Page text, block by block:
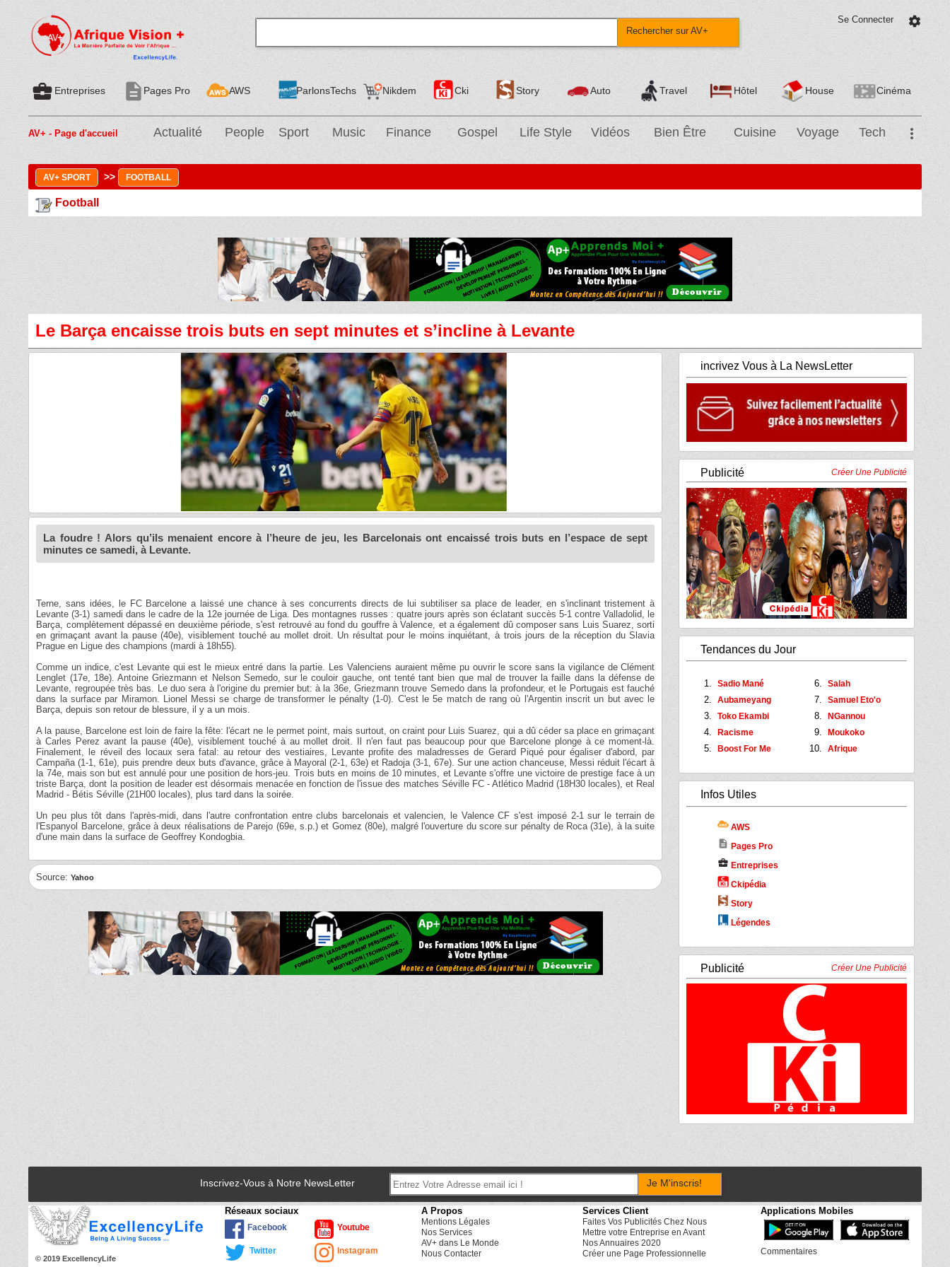
Rechercher sur AV+
settings
Se Connecter
business_centerEntreprises descriptionPages Pro AWS ParlonsTechs Nikdem Cki Story Auto Travel Hôtel House Cinéma
AV+ - Page d'accueil Actualité People Sport Music Finance Gospel Life Style Vidéos Bien Être Cuisine Voyage Tech more_vert
AV+ SPORT >> FOOTBALL
Football
Le Barça encaisse trois buts en sept minutes et s’incline à Levante
La foudre ! Alors qu’ils menaient encore à l’heure de jeu, les Barcelonais ont encaissé trois buts en l’espace de sept
minutes ce samedi, à Levante.
Terne, sans idées, le FC Barcelone a laissé une chance à ses concurrents directs de lui subtiliser sa place de leader, en s'inclinant tristement à
Levante (3-1) samedi dans le cadre de la 12e journée de Liga. Des montagnes russes : quatre jours après son éclatant succès 5-1 contre Valladolid, le
Barça, complètement dépassé en deuxième période, s'est retrouvé au fond du gouffre à Valence, et a également dû composer sans Luis Suarez, sorti
en grimaçant avant la pause (40e), visiblement touché au mollet droit. Un résultat pour le moins inquiétant, à trois jours de la réception du Slavia
Prague en Ligue des champions (mardi à 18h55).
Comme un indice, c'est Levante qui est le mieux entré dans la partie. Les Valenciens auraient même pu ouvrir le score sans la vigilance de Clément
Lenglet (17e, 18e). Antoine Griezmann et Nelson Semedo, sur le couloir gauche, ont tenté tant bien que mal de trouver la faille dans la défense de
Levante, regroupée très bas. Le duo sera à l'origine du premier but: à la 36e, Griezmann trouve Semedo dans la profondeur, et le Portugais est fauché
dans la surface par Miramon. Lionel Messi se charge de transformer le pénalty (1-0). C'est le 5e match de rang où l'Argentin inscrit un but avec le
Barça, depuis son retour de blessure, il y a un mois.
A la pause, Barcelone est loin de faire la fête: l'écart ne le permet point, mais surtout, on craint pour Luis Suarez, qui a dû céder sa place en grimaçant
à Carles Perez avant la pause (40e), visiblement touché à au mollet droit. Il n'en faut pas beaucoup pour que Barcelone plonge à ce moment-là.
Finalement, le réveil des locaux sera fatal: au retour des vestiaires, Levante profite des maladresses de Gerard Piqué pour égaliser d'abord, par
Campaña (1-1, 61e), puis prendre deux buts d'avance, grâce à Mayoral (2-1, 63e) et Radoja (3-1, 67e). Sur une action chanceuse, Messi réduit l'écart à
la 74e, mais son but est annulé pour une position de hors-jeu. Trois buts en moins de 10 minutes, et Levante s'offre une victoire de prestige face à un
triste Barça, dont la position de leader est désormais menacée en fonction de l'issue des matches Séville FC - Atlético Madrid (18H30 locales), et Real
Madrid - Bétis Séville (21H00 locales), plus tard dans la soirée.
Un peu plus tôt dans l'après-midi, dans l'autre confrontation entre clubs barcelonais et valencien, le Valence CF s'est imposé 2-1 sur le terrain de
l'Espanyol Barcelone, grâce à deux réalisations de Parejo (69e, s.p.) et Gomez (80e), malgré l'ouverture du score sur pénalty de Roca (31e), à la suite
d'une main dans la surface de Geoffrey Kondogbia.
Source:Yahoo
incrivez Vous à La NewsLetter
Publicité Créer Une Publicité
Tendances du Jour
Sadio Mané
Aubameyang
Toko Ekambi
Racisme
Boost For Me
Salah
Samuel Eto'o
NGannou
Moukoko
Afrique
Infos Utiles
AWS
description Pages Pro
business_center Entreprises
Ckipédia
Story
Légendes
Publicité Créer Une Publicité
Inscrivez-Vous à Notre NewsLetter Je M'inscris!
© 2019 ExcellencyLife
Réseaux sociaux
Facebook Youtube
Twitter Instagram
A Propos
Mentions Légales
Nos Services
AV+ dans Le Monde
Nous Contacter
Services Client
Faites Vos Publicités Chez Nous
Mettre votre Entreprise en Avant
Nos Annuaires 2020
Créer une Page Professionnelle
Applications Mobiles
Commentaires